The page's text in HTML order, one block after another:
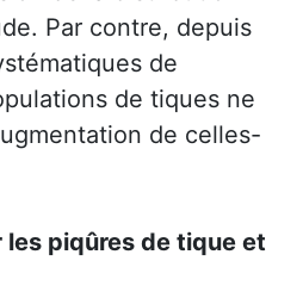
Par contre, depuis
de
de tiques ne
de celles-
piqûres de tique et